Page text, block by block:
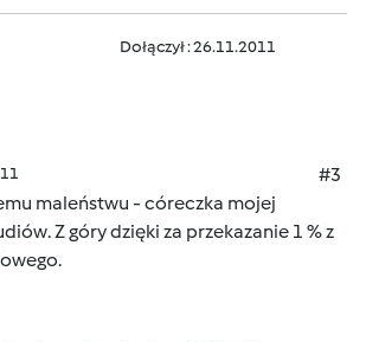
Dołączył : 26.11.2011
#3
maleństwu - córeczka mojej
Z góry dzięki za przekazanie 1 % z